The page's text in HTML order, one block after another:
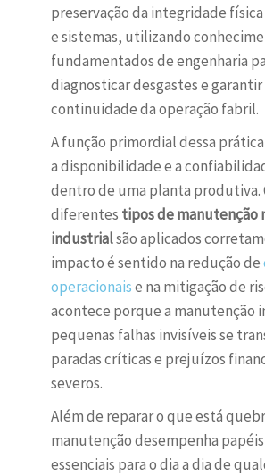
preservação da integridade
e sistemas, utilizando
fundamentados de engenharia
diagnosticar desgastes e garantir
continuidade da operação fabril.
A função primordial dessa
a disponibilidade e a
dentro de uma planta produtiva.
diferentes tipos de manutenção
industrialsão aplicados
impacto é sentido na redução de
operacionaise na mitigação de
acontece porque a manutenção
pequenas falhas invisíveis se
paradas críticas e prejuízos
severos.
Além de reparar o que está
manutenção desempenha
essenciais para o dia a dia de